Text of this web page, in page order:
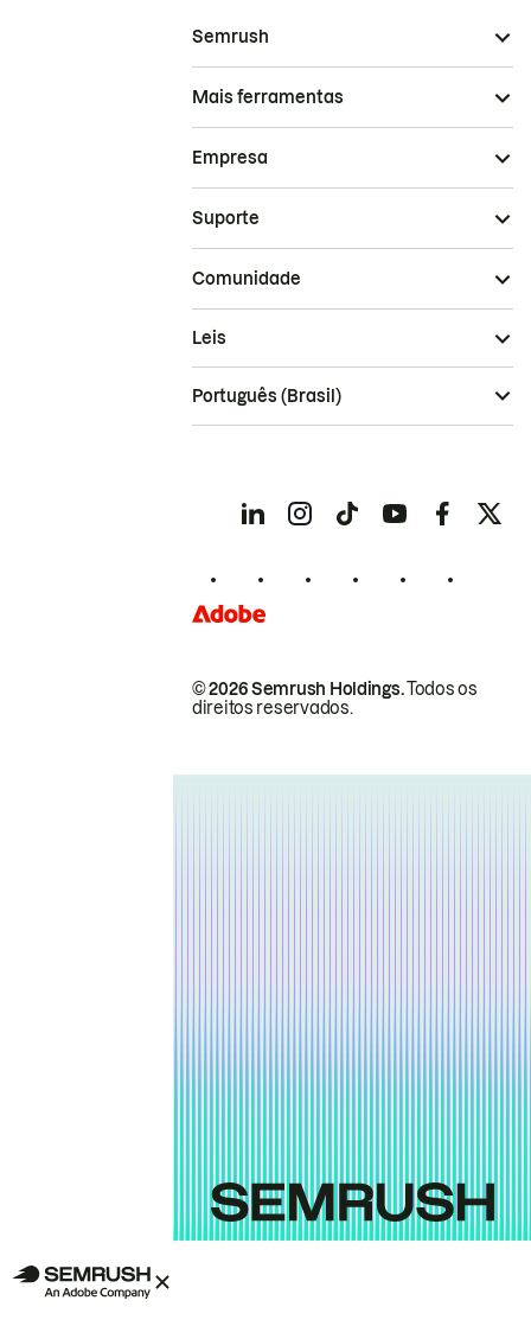
Semrush
Mais ferramentas
Empresa
Suporte
Comunidade
© 2026 Semrush Holdings.Todos os
direitos reservados.
Leis
Português (Brasil)